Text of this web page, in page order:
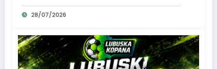
28/07/2026